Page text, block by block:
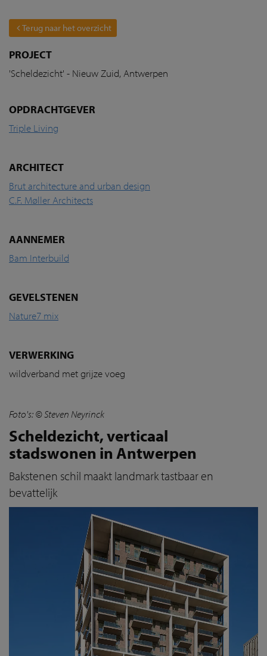
Terug naar het overzicht
PROJECT
'Scheldezicht' - Nieuw Zuid, Antwerpen
OPDRACHTGEVER
Triple Living
ARCHITECT
Brut architecture and urban design
C.F. Møller Architects
AANNEMER
Bam Interbuild
GEVELSTENEN
Nature7 mix
VERWERKING
wildverband met grijze voeg
Foto's: © Steven Neyrinck
Scheldezicht, verticaal
stadswonen in Antwerpen
Bakstenen schil maakt landmark tastbaar en
bevattelijk